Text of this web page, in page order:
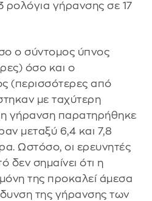
γήρανσης σε 17
ο σύντομος ύπνος
όσο και ο
(περισσότερες από
με ταχύτερη
γήρανση παρατηρήθηκε
μεταξύ 6,4 και 7,8
Ωστόσο, οι ερευνητές
δεν σημαίνει ότι η
της προκαλεί άμεσα
της γήρανσης των